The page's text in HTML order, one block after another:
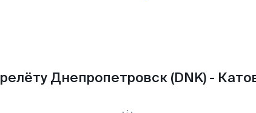
Днепропетровск (DNK) -